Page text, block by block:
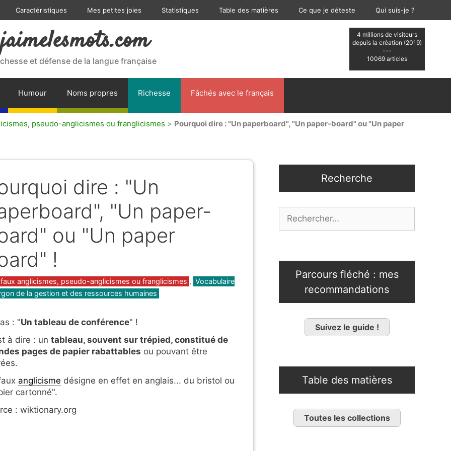
Caractéristiques Mes petites joies Statistiques Table des matières Ce que je déteste Qui suis-je ?
4 millions de visiteurs
depuis la création (2019)
---
10069 articles
jaimelesmots.com
et défense de la langue française
Humour Noms propres Richesse Fâchés avec le français
pseudo-anglicismes ou franglicismes > Pourquoi dire : "Un paperboard", "Un paper-board" ou "Un paper
dire : "Un
"Un paper-
ou "Un paper
!
anglicismes, pseudo-anglicismes ou franglicismes , Vocabulaire
de la gestion et des ressources humaines
: "Un tableau de conférence" !
à dire : un tableau, souvent sur trépied, constitué de
pages de papier rabattables ou pouvant être
anglicisme désigne en effet en anglais... du bristol ou
cartonné".
: wiktionary.org
Recherche
Parcours fléché : mes
recommandations
Suivez le guide !
Table des matières
Toutes les collections